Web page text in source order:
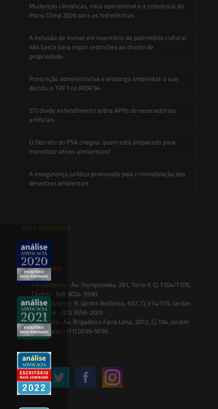
Mudanças climáticas, risco operacional e a relevância do
Plano Clima 2026 para as hidrelétricas
A inclusão de imóvel em inventário de patrimônio cultural
não basta para impor restrições ao direito de
propriedade:
Prescrição administrativa e embargo ambiental: o que
decidiu o TRF1 no IRDR 94
STJ divide entendimento sobre APPs de reservatórios
artificiais
O Decreto do PSA chegou: quem está preparado para
monetizar ativos ambientais?
A insegurança jurídica promovida pela criminalização dos
desastres ambientais
Entre em contato
contato@saesadvogados.com.br
Onde estamos
Florianópolis: Av. Trompowsky, 291, Torre II, Cj 1104/1105,
Centro - (48) 3024-5590
Rio de Janeiro: R. Jardim Botânico, 657, Cj 314/315, Jardim
Botânico - (21) 3559-2005
São Paulo: Av. Brigadeiro Faria Lima, 2012, Cj 104, Jardim
Paulistano - (11) 3539-9036
Siga-nos